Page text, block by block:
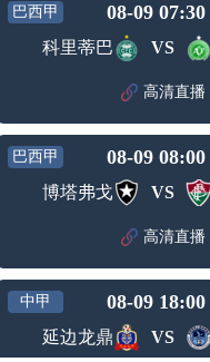
巴西甲 08-09 07:30
科里蒂巴 VS
高清直播
巴西甲 08-09 08:00
博塔弗戈 VS
高清直播
中甲 08-09 18:00
延边龙鼎 VS